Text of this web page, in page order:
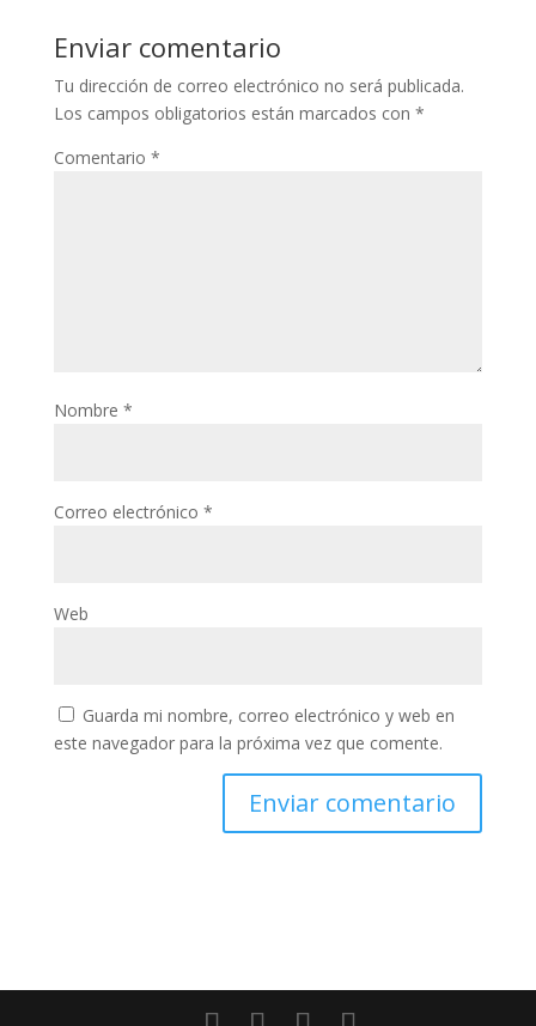
Enviar comentario
Tu dirección de correo electrónico no será publicada.
Los campos obligatorios están marcados con *
Comentario *
Nombre *
Correo electrónico *
Web
Guarda mi nombre, correo electrónico y web en
este navegador para la próxima vez que comente.